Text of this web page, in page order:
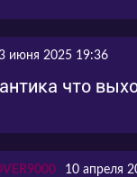
2025-03-
2025-04-
июня 2025 19:36
что
10 апреля